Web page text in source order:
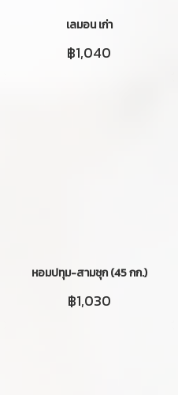
เลมอน เก่า
฿1,040
หอมปทุม-สามชุก (45 กก.)
฿1,030